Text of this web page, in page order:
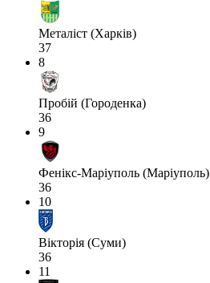
Металіст (Харків)
37
8
Пробій (Городенка)
36
9
Фенікс-Маріуполь (Маріуполь)
36
10
Вікторія (Суми)
36
11